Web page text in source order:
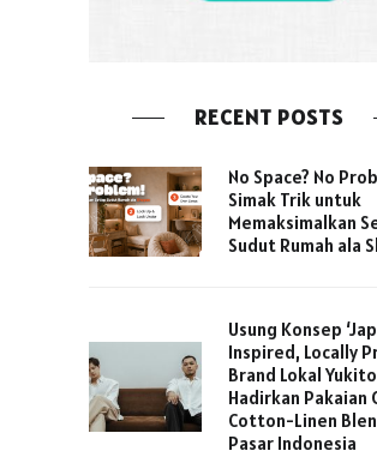
RECENT POSTS
No Space? No
Simak Trik untuk
Memaksimalkan
Sudut Rumah ala
Usung Konsep
Inspired, Locally
Brand Lokal Yukito
Hadirkan Pakaian
Cotton-Linen
Pasar Indonesia